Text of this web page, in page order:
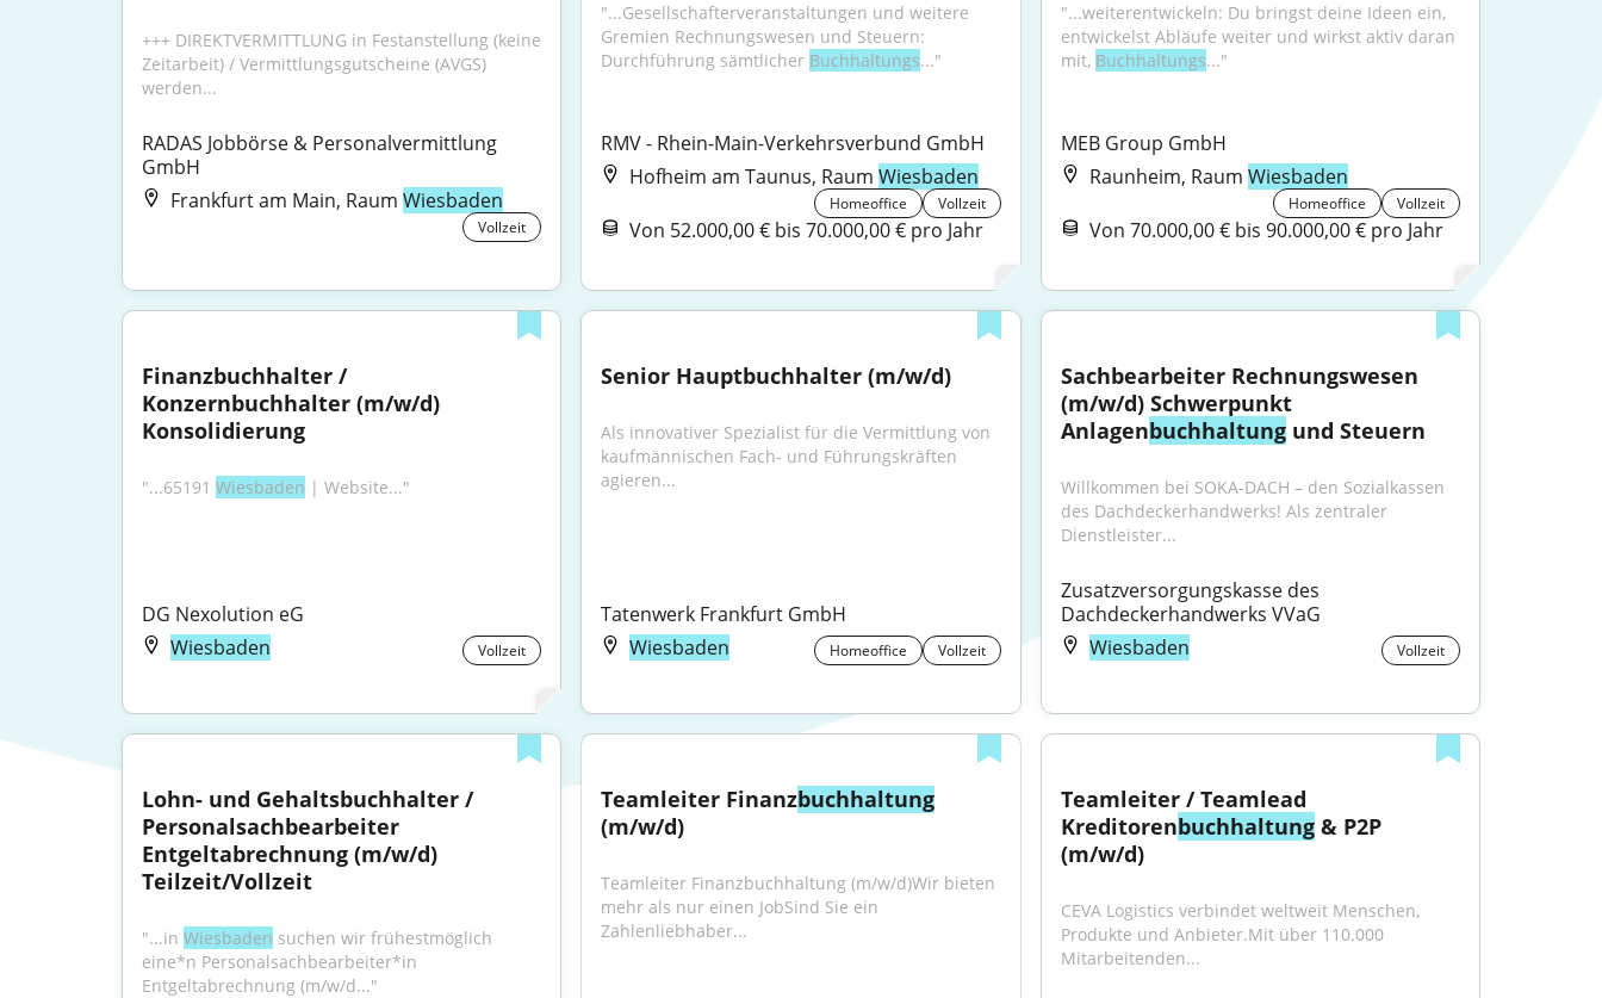
+++ DIREKTVERMITTLUNG in Festanstellung (keine
Zeitarbeit) / Vermittlungsgutscheine (AVGS)
werden...
RADAS Jobbörse & Personalvermittlung
GmbH
Frankfurt am Main, Raum Wiesbaden
Vollzeit
"...Gesellschafterveranstaltungen und weitere
Gremien Rechnungswesen und Steuern:
Durchführung sämtlicher Buchhaltungs..."
RMV - Rhein-Main-Verkehrsverbund GmbH
Hofheim am Taunus, RaumWiesbaden
Homeoffice Vollzeit
Von 52.000,00 € bis 70.000,00 € pro Jahr
"...weiterentwickeln: Du bringst deine Ideen ein,
entwickelst Abläufe weiter und wirkst aktiv daran
mit, Buchhaltungs..."
MEB Group GmbH
Raunheim, Raum Wiesbaden
Homeoffice Vollzeit
Von 70.000,00 € bis 90.000,00 € pro Jahr
Finanzbuchhalter /
Konzernbuchhalter (m/w/d)
Konsolidierung
"...65191 Wiesbaden | Website..."
DG Nexolution eG
Wiesbaden
Vollzeit
Senior Hauptbuchhalter (m/w/d)
Als innovativer Spezialist für die Vermittlung von
kaufmännischen Fach- und Führungskräften
agieren...
Tatenwerk Frankfurt GmbH
Wiesbaden
Homeoffice Vollzeit
Sachbearbeiter Rechnungswesen
(m/w/d) Schwerpunkt
Anlagenbuchhaltung und Steuern
Willkommen bei SOKA-DACH – den Sozialkassen
des Dachdeckerhandwerks! Als zentraler
Dienstleister...
Zusatzversorgungskasse des
Dachdeckerhandwerks VVaG
Wiesbaden
Vollzeit
Lohn- und Gehaltsbuchhalter /
Personalsachbearbeiter
Entgeltabrechnung (m/w/d)
Teilzeit/Vollzeit
"...in Wiesbaden suchen wir frühestmöglich
eine*n Personalsachbearbeiter*in
Entgeltabrechnung (m/w/d..."
Teamleiter Finanzbuchhaltung
(m/w/d)
Teamleiter Finanzbuchhaltung (m/w/d)Wir bieten
mehr als nur einen JobSind Sie ein
Zahlenliebhaber...
Teamleiter / Teamlead
Kreditorenbuchhaltung & P2P
(m/w/d)
CEVA Logistics verbindet weltweit Menschen,
Produkte und Anbieter.Mit über 110.000
Mitarbeitenden...